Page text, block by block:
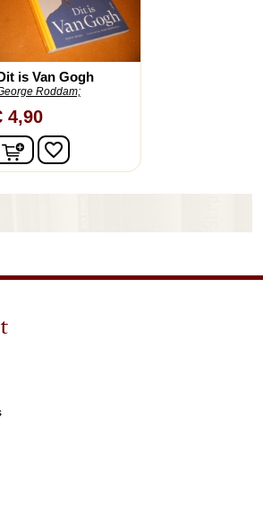
is Van Gogh
Roddam;
4,90
In winkelwagen
favorite_border